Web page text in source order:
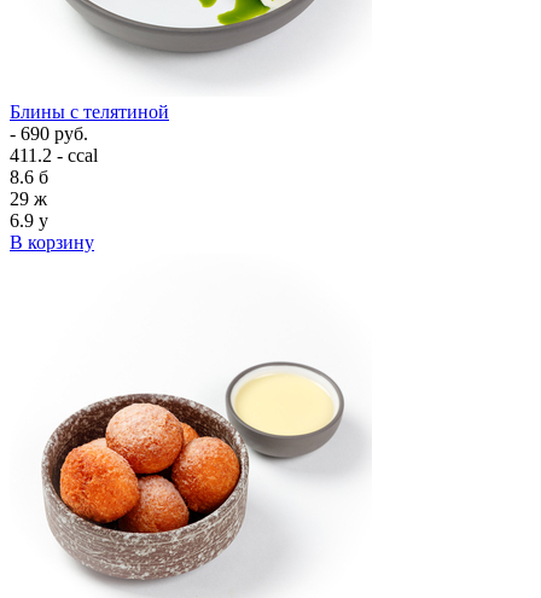
Блины с телятиной
- 690 руб.
411.2 - ccal
8.6 б
29 ж
6.9 у
В корзину